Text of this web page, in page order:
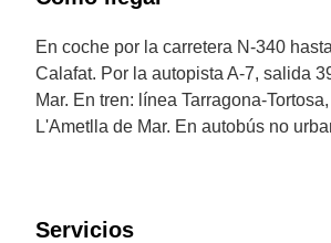
En coche por la carretera N-340
Calafat. Por la autopista A-7, salida
Mar. En tren: línea Tarragona-
L'Ametlla de Mar. En autobús no
Servicios